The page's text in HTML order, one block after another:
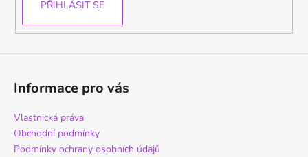
PŘIHLÁSIT SE
Informace pro vás
Vlastnická práva
Obchodní podmínky
Podmínky ochrany osobních údajů